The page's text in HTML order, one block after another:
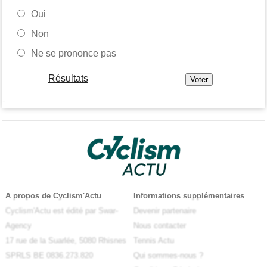
Oui
Non
Ne se prononce pas
Résultats
-
A propos de Cyclism'Actu
Cyclism'Actu est édité par Swar-
Agency
17 rue de la Suarlée, 5080 Rhisnes
SPRLS BE 0836.273.820
Informations supplémentaires
Devenir partenaire
Nous contacter
Tennis Actu
Qui sommes-nous ?